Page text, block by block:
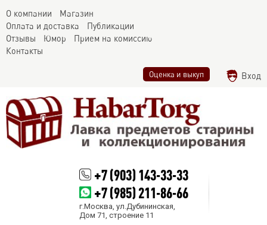
О компании
Магазин
Оплата и доставка
Публикации
Отзывы
Юмор
Прием на комиссию
Контакты
Оценка и выкуп Вход
+7 (903) 143-33-33
+7 (985) 211-86-66
г.Москва, ул.Дубининская,
Дом 71, строение 11